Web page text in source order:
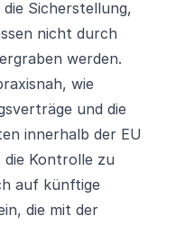
Sicherstellung,
nicht durch
werden.
wie
und die
innerhalb der EU
Kontrolle zu
auf künftige
die mit der